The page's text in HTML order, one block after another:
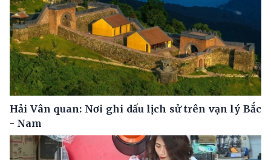
Hải Vân quan: Nơi ghi dấu lịch sử trên vạn lý Bắc
- Nam